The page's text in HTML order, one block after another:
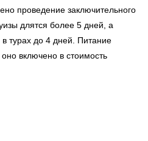
проведение заключительного
длятся более 5 дней, а
в турах до 4 дней. Питание
включено в стоимость